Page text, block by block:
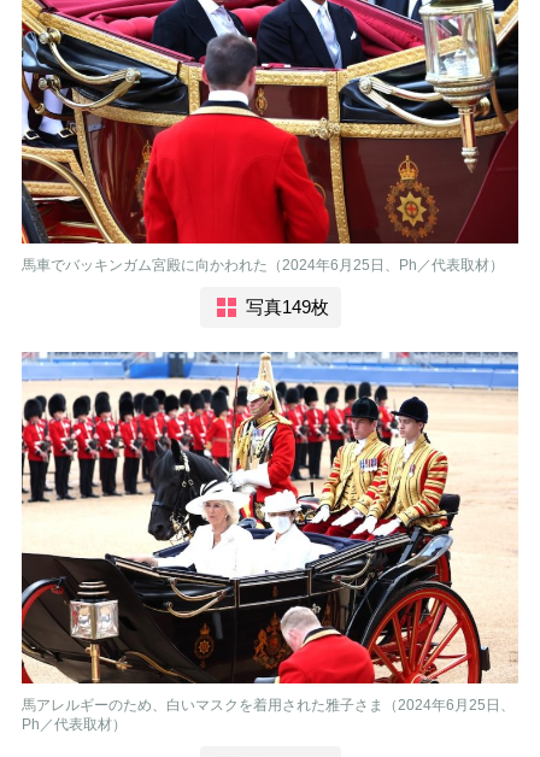
馬車でバッキンガム宮殿に向かわれた（2024年6月25日、Ph／代表取材）
写真149枚
馬アレルギーのため、白いマスクを着用された雅子さま（2024年6月25日、
Ph／代表取材）